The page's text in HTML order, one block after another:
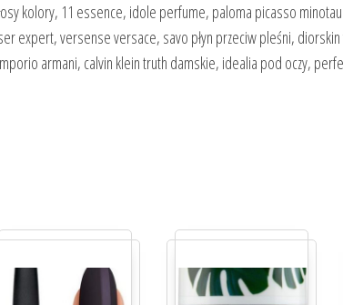
kolory, 11 essence, idole perfume, paloma picasso
expert, versense versace, savo płyn przeciw pleśni,
armani, calvin klein truth damskie, idealia pod oczy,